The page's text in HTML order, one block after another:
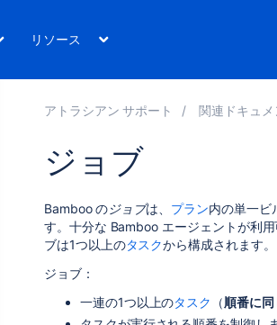
リソース
アトラシアン サポート 関連ドキュメ
ジョブ
Bamboo のジョブは、 プラン内の単一ビ
す。十分な Bamboo エージェントが利
ブは1つ以上のタスクから構成されます。
ジョブ：
一連の1つ以上のタスク （順番に同